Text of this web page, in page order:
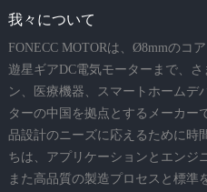
我々について
FONECC MOTORは、Ø8mmのコ
遊星ギアDC電気モーターまで、
ン、医療機器、スマートホームデ
ターの中国を拠点とするメーカー
品設計のニーズに応えるために時
ちは、アプリケーションとエンジ
また高品質の製造プロセスと標準